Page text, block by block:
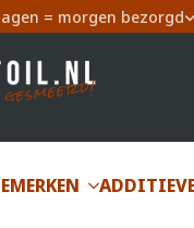
= morgen bezorgd